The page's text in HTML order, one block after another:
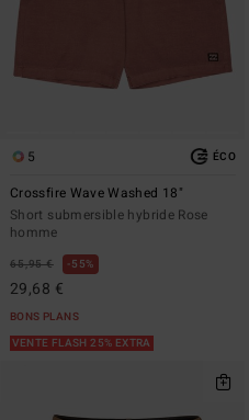
5 ÉCO
Crossfire Wave Washed 18"
Short submersible hybride Rose
homme
65,95 € 55%
29,68 €
BONS PLANS
VENTE FLASH 25% EXTRA